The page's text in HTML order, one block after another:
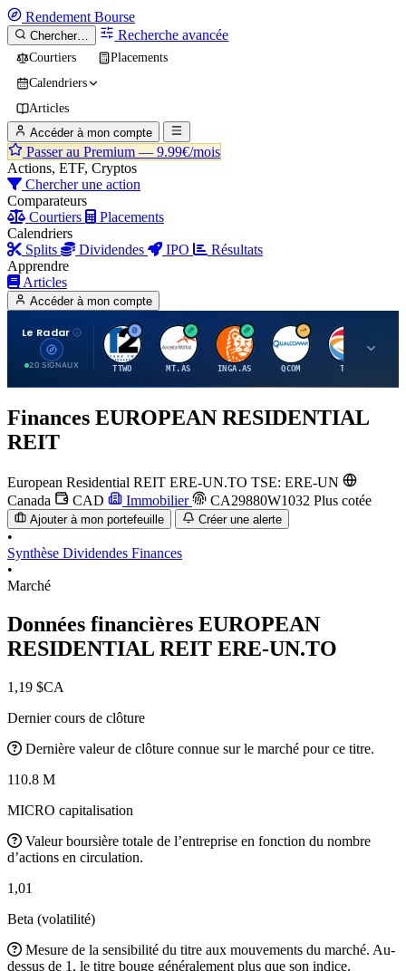
Rendement Bourse
Chercher… Recherche avancée
Courtiers
Placements
Calendriers
Articles
Accéder à mon compte
Passer au Premium — 9.99€/mois
Actions, ETF, Cryptos
Chercher une action
Comparateurs
Courtiers
Placements
Calendriers
Splits
Dividendes IPO
Résultats
Apprendre
Articles
Accéder à mon compte
Le Radar
20 SIGNAUX
T
TTWO
A
MT.AS
I
INGA.AS
Q
QCOM
T
TTE
Finances EUROPEAN RESIDENTIAL
REIT
European Residential REIT ERE-UN.TO TSE: ERE-UN
Canada
CAD Immobilier CA29880W1032 Plus cotée
Ajouter à mon portefeuille Créer une alerte
•
Synthèse Dividendes Finances
•
Marché
Données financières EUROPEAN
RESIDENTIAL REIT ERE-UN.TO
1,19 $CA
Dernier cours de clôture
Dernière valeur de clôture connue sur le marché pour ce titre.
110.8 M
MICRO capitalisation
Valeur boursière totale de l’entreprise en fonction du nombre
d’actions en circulation.
1,01
Beta (volatilité)
Mesure de la sensibilité du titre aux mouvements du marché. Au-
dessus de 1, le titre bouge généralement plus que son indice.